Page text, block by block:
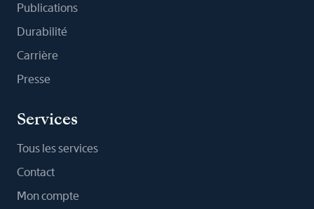
Publications
Durabilité
Carrière
Presse
Services
Tous les services
Contact
Mon compte